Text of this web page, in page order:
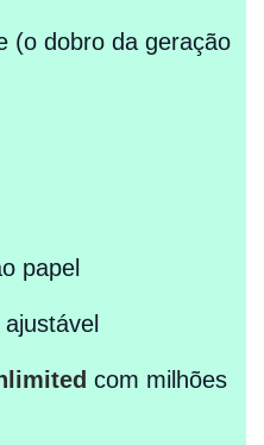
(o dobro da geração
papel
com milhões